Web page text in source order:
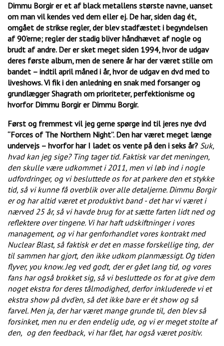
Dimmu Borgir er et af black metallens største navne, uanset
om man vil kendes ved dem eller ej. De har, siden dag ét,
omgået de strikse regler, der blev stadfæstet i begyndelsen
af 90’erne; regler der stadig bliver håndhævet af nogle og
brudt af andre. Der er sket meget siden 1994, hvor de udgav
deres første album, men de senere år har der været stille om
bandet – indtil april måned i år, hvor de udgav en dvd med to
liveshows. Vi fik i den anledning en snak med forsanger og
grundlægger Shagrath om prioriteter, perfektionisme og
hvorfor Dimmu Borgir er Dimmu Borgir.
Først og fremmest vil jeg gerne spørge ind til jeres nye dvd
“Forces of The Northern Night”. Den har været meget længe
undervejs – hvorfor har I ladet os vente på den i seks år? Suk,
hvad kan jeg sige? Ting tager tid. Faktisk var det meningen,
den skulle være udkommet i 2011, men vi løb ind i nogle
udfordringer, og vi besluttede os for at parkere den et stykke
tid, så vi kunne få overblik over alle detaljerne. Dimmu Borgir
er og har altid været et produktivt band - det har vi været i
nærved 25 år, så vi havde brug for at sætte farten lidt ned og
reflektere over tingene. Vi har haft udskiftninger i vores
management, og vi har genforhandlet vores kontrakt med
Nuclear Blast, så faktisk er det en masse forskellige ting, der
til sammen har gjort, den ikke udkom planmæssigt. Og tiden
flyver, you know. Jeg ved godt, der er gået lang tid, og vores
fans har også brokket sig, så vi besluttede os for at give dem
noget ekstra for deres tålmodighed, derfor inkluderede vi et
ekstra show på dvd’en, så det ikke bare er ét show og så
farvel. Men ja, der har været mange grunde til, den blev så
forsinket, men nu er den endelig ude, og vi er meget stolte af
den, og den feedback, vi har fået, har også været positiv.